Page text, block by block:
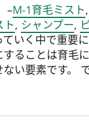
–M-1育毛ミスト,
ト, シャンプー,
いく中で重要
ることは育毛
ない要素です。